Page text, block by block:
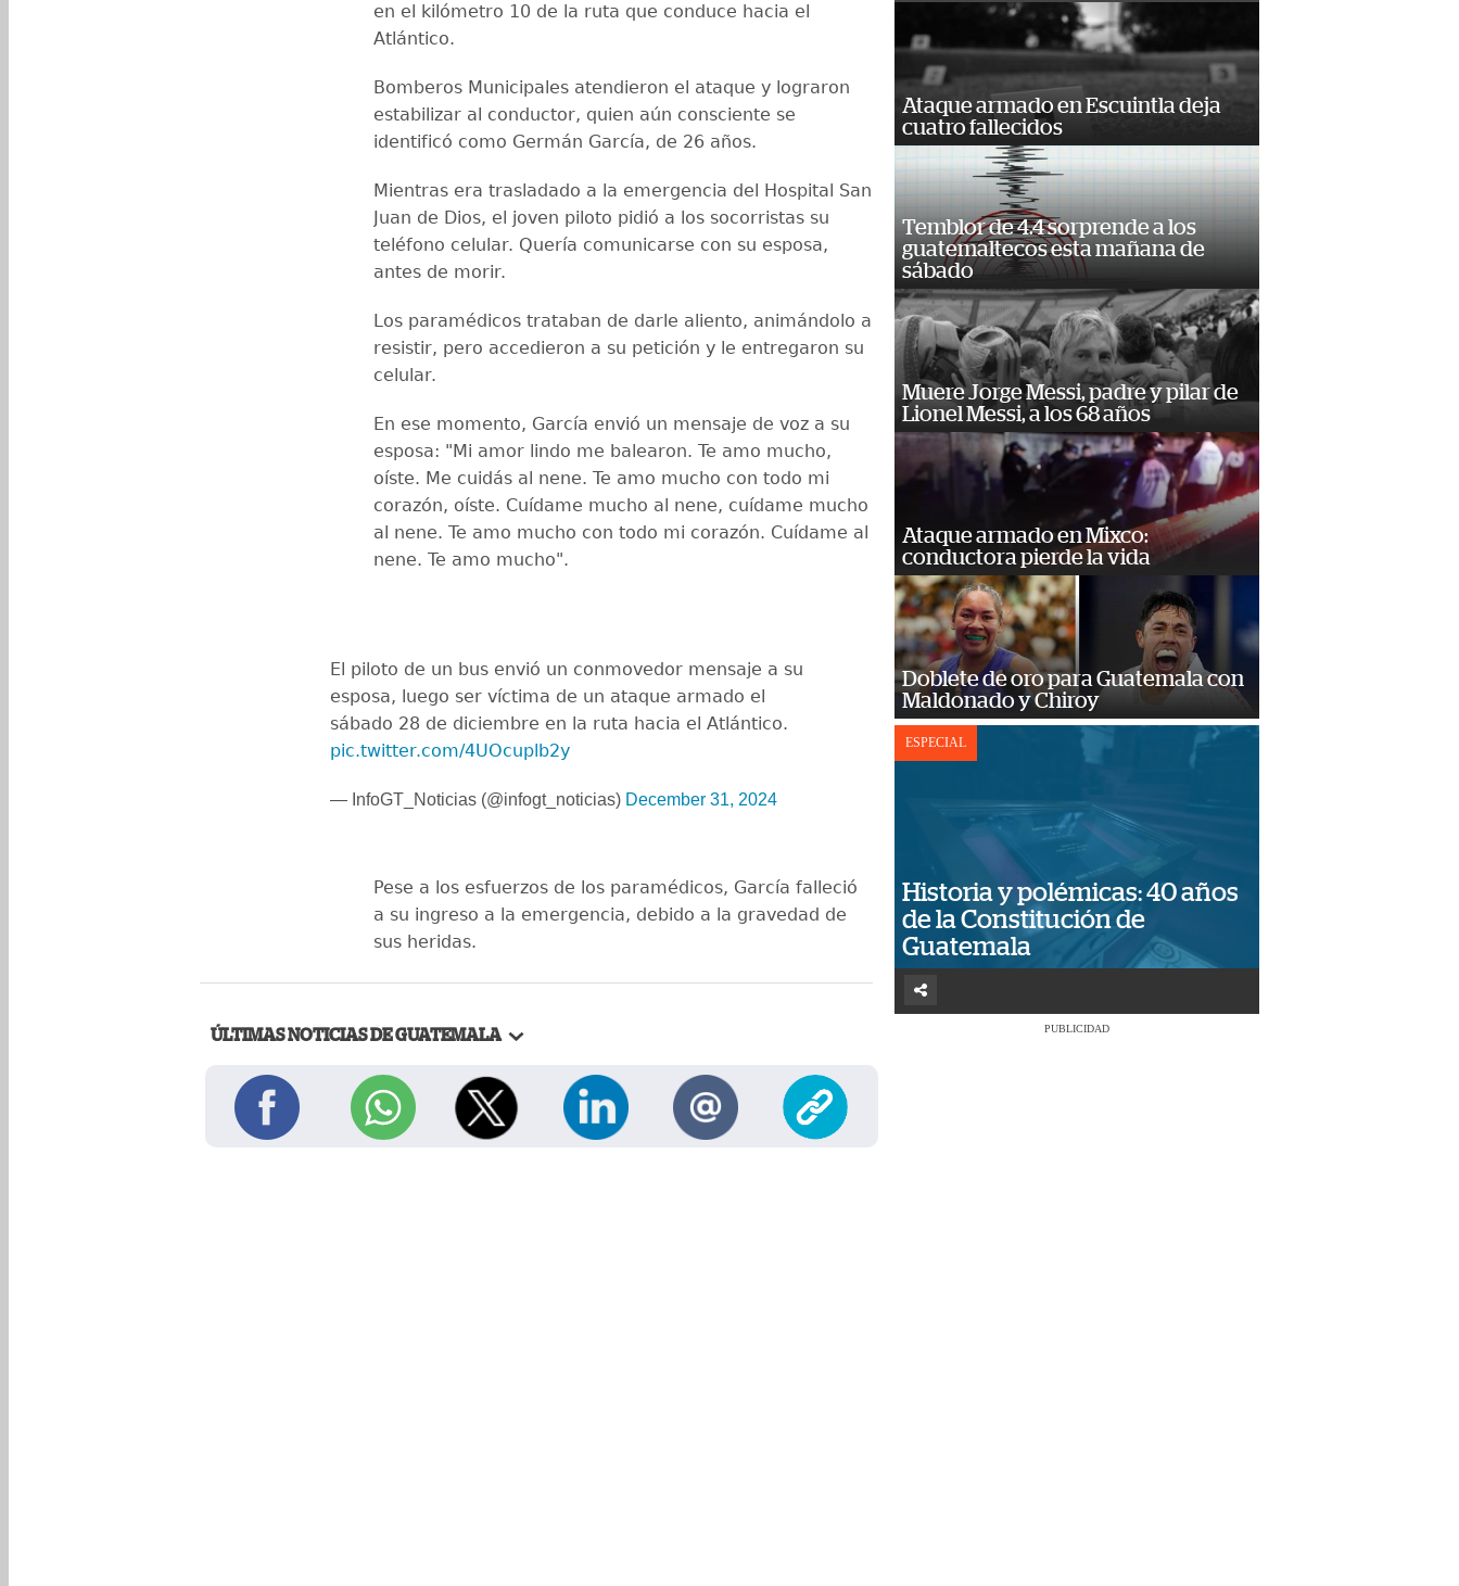
en el kilómetro 10 de la ruta que conduce hacia el
Atlántico.
Bomberos Municipales atendieron el ataque y lograron
estabilizar al conductor, quien aún consciente se
identificó como Germán García, de 26 años.
Mientras era trasladado a la emergencia del Hospital San
Juan de Dios, el joven piloto pidió a los socorristas su
teléfono celular. Quería comunicarse con su esposa,
antes de morir.
Los paramédicos trataban de darle aliento, animándolo a
resistir, pero accedieron a su petición y le entregaron su
celular.
En ese momento, García envió un mensaje de voz a su
esposa: "Mi amor lindo me balearon. Te amo mucho,
oíste. Me cuidás al nene. Te amo mucho con todo mi
corazón, oíste. Cuídame mucho al nene, cuídame mucho
al nene. Te amo mucho con todo mi corazón. Cuídame al
nene. Te amo mucho".
El piloto de un bus envió un conmovedor mensaje a su
esposa, luego ser víctima de un ataque armado el
sábado 28 de diciembre en la ruta hacia el Atlántico.
pic.twitter.com/4UOcuplb2y
— InfoGT_Noticias (@infogt_noticias) December 31, 2024
Pese a los esfuerzos de los paramédicos, García falleció
a su ingreso a la emergencia, debido a la gravedad de
sus heridas.
ÚLTIMAS NOTICIAS DE GUATEMALA
Ataque armado en Escuintla deja
cuatro fallecidos
Temblor de 4.4 sorprende a los
guatemaltecos esta mañana de
sábado
Muere Jorge Messi, padre y pilar de
Lionel Messi, a los 68 años
Ataque armado en Mixco:
conductora pierde la vida
Doblete de oro para Guatemala con
Maldonado y Chiroy
ESPECIAL
Historia y polémicas: 40 años
de la Constitución de
Guatemala
PUBLICIDAD